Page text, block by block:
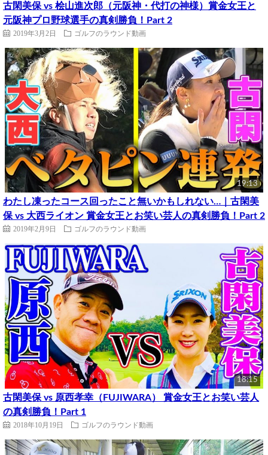
古閑美保 vs 桧山進次郎（元阪神・代打の神様）賞金女王と
元阪神プロ野球選手の真剣勝負！Part 2
2019年3月2日 ゴルフのラウンド動画
19:13
わたし凍ったコース回ったこと無いかもしれない…｜古閑美
保 vs 大西ライオン 賞金女王とお笑い芸人の真剣勝負！Part 2
2019年2月9日 ゴルフのラウンド動画
18:15
古閑美保 vs 原西孝幸（FUJIWARA） 賞金女王とお笑い芸人
の真剣勝負！Part 1
2018年10月19日 ゴルフのラウンド動画